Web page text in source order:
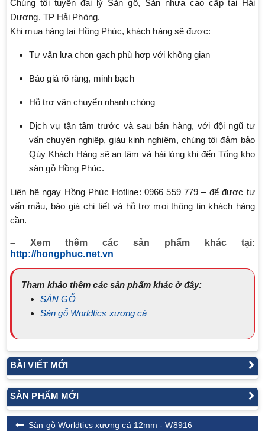
Chúng tôi tuyển đại lý Sàn gỗ, Sàn nhựa cao cấp tại Hải
Dương, TP Hải Phòng.
Khi mua hàng tại Hồng Phúc, khách hàng sẽ được:
Tư vấn lựa chọn gạch phù hợp với không gian
Báo giá rõ ràng, minh bạch
Hỗ trợ vận chuyển nhanh chóng
Dịch vụ tận tâm trước và sau bán hàng, với đội ngũ tư
vấn chuyên nghiệp, giàu kinh nghiệm, chúng tôi đảm bảo
Qúy Khách Hàng sẽ an tâm và hài lòng khi đến Tổng kho
sàn gỗ Hồng Phúc.
Liên hệ ngay Hồng Phúc Hotline: 0966 559 779 – để được tư
vấn mẫu, báo giá chi tiết và hỗ trợ mọi thông tin khách hàng
cần.
– Xem thêm các sản phẩm khác tại:
http://hongphuc.net.vn
Tham khảo thêm các sản phẩm khác ở đây:
SÀN GỖ
Sàn gỗ Worldtics xương cá
BÀI VIẾT MỚI
SẢN PHẨM MỚI
Sàn gỗ Worldtics xương cá 12mm - W8916